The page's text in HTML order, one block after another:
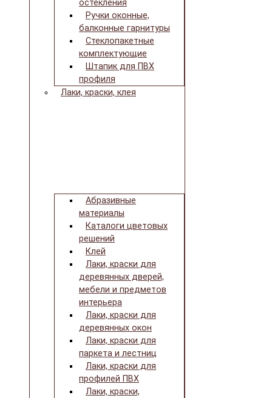
остекления
Ручки оконные,
балконные гарнитуры
Стеклопакетные
комплектующие
Штапик для ПВХ
профиля
Лаки, краски, клея
Абразивные
материалы
Каталоги цветовых
решений
Клей
Лаки, краски для
деревянных дверей,
мебели и предметов
интерьера
Лаки, краски для
деревянных окон
Лаки, краски для
паркета и лестниц
Лаки, краски для
профилей ПВХ
Лаки, краски,